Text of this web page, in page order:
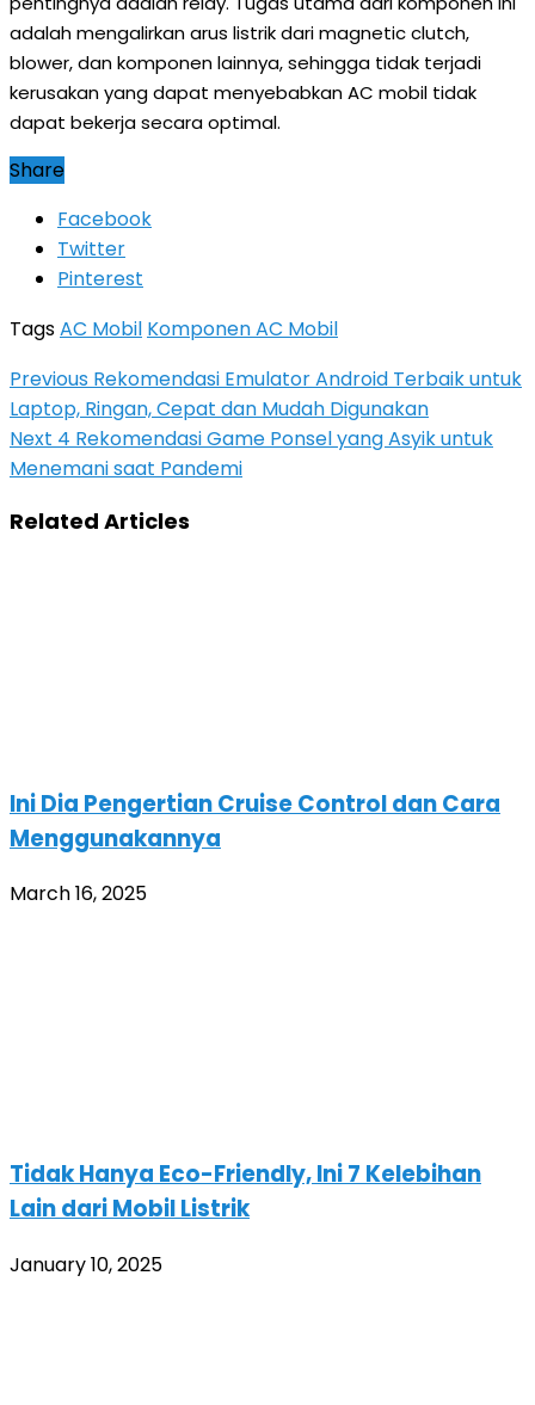
adalah mengalirkan arus listrik dari magnetic clutch,
blower, dan komponen lainnya, sehingga tidak terjadi
kerusakan yang dapat menyebabkan AC mobil tidak
dapat bekerja secara optimal.
Share
Facebook
Twitter
Pinterest
TagsAC Mobil Komponen AC Mobil
Previous Rekomendasi Emulator Android Terbaik untuk
Laptop, Ringan, Cepat dan Mudah Digunakan
Next 4 Rekomendasi Game Ponsel yang Asyik untuk
Menemani saat Pandemi
Related Articles
Ini Dia Pengertian Cruise Control dan Cara
Menggunakannya
March 16, 2025
Tidak Hanya Eco-Friendly, Ini 7 Kelebihan
Lain dari Mobil Listrik
January 10, 2025